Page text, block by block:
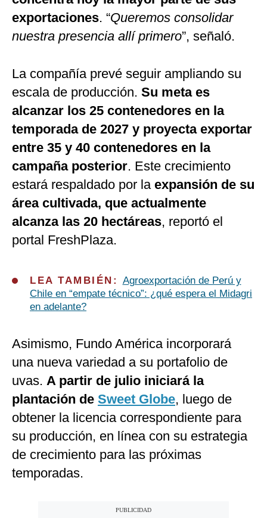
exportaciones. “Queremos consolidar
nuestra presencia allí primero”, señaló.
La compañía prevé seguir ampliando su
escala de producción. Su meta es
alcanzar los 25 contenedores en la
temporada de 2027 y proyecta exportar
entre 35 y 40 contenedores en la
campaña posterior. Este crecimiento
estará respaldado por la expansión de su
área cultivada, que actualmente
alcanza las 20 hectáreas, reportó el
portal FreshPlaza.
LEA TAMBIÉN: Agroexportación de Perú y
Chile en “empate técnico”: ¿qué espera el Midagri
en adelante?
Asimismo, Fundo América incorporará
una nueva variedad a su portafolio de
uvas. A partir de julio iniciará la
plantación de Sweet Globe, luego de
obtener la licencia correspondiente para
su producción, en línea con su estrategia
de crecimiento para las próximas
temporadas.